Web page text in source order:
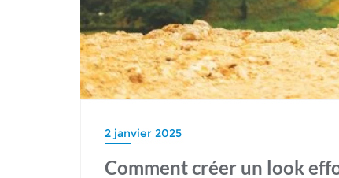
2 janvier 2025
Comment créer un look